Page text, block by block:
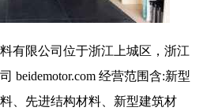
有限公司位于浙江上城区，浙江
beidemotor.com 经营范围含:新型
、先进结构材料、新型建筑材